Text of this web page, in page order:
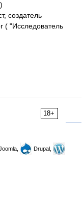
создатель
( "Исследователь
18+
Drupal,